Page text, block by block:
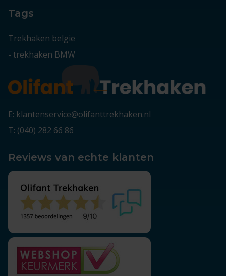
Tags
Trekhaken belgie
- trekhaken BMW
E: klantenservice@olifanttrekhaken.nl
T: (040) 282 66 86
Reviews van echte klanten